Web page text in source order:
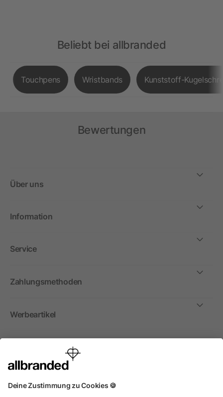
Beliebt bei allbranded
Touchpens Wristbands Kunststoff-
Bewertungen
Über uns
Information
Service
Zahlungsmethoden
Werbeartikel
International